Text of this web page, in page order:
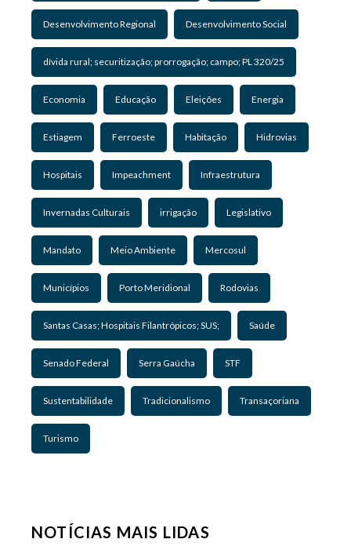
Desenvolvimento Regional Desenvolvimento Social
dívida rural; securitização; prorrogação; campo; PL 320/25
Economia Educação Eleições Energia
Estiagem Ferroeste Habitação Hidrovias
Hospitais Impeachment Infraestrutura
Invernadas Culturais irrigação Legislativo
Mandato Meio Ambiente Mercosul
Municípios Porto Meridional Rodovias
Santas Casas; Hospitais Filantrópicos; SUS; Saúde
Senado Federal Serra Gaúcha STF
Sustentabilidade Tradicionalismo Transaçoriana
Turismo
NOTÍCIAS MAIS LIDAS